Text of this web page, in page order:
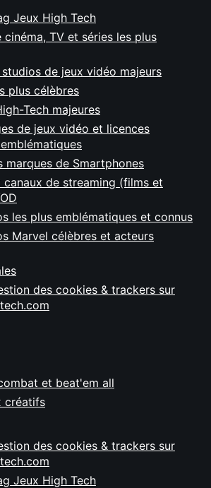
Jeux High Tech
cinéma, TV et séries les plus
de jeux vidéo majeurs
plus célèbres
Tech majeures
de jeux vidéo et licences
marques de Smartphones
canaux de streaming (films et
les plus emblématiques et connus
Marvel célèbres et acteurs
des cookies & trackers sur
et beat'em all
créatifs
des cookies & trackers sur
Jeux High Tech